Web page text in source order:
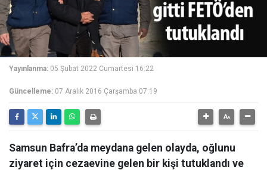
Yayınlanma: 05 Şubat 2022 Cumartesi 16:22
Güncelleme: 07 Aralık 2016 Çarşamba 07:19
Samsun Bafra’da meydana gelen olayda, oğlunu
ziyaret için cezaevine gelen bir kişi tutuklandı ve